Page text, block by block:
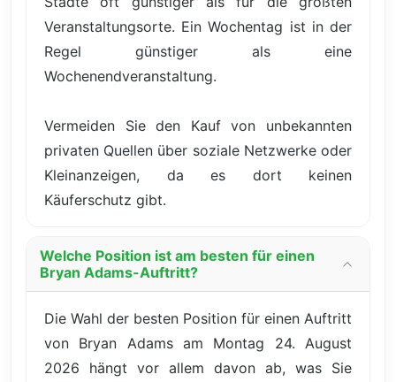
Veranstaltungsorte. Ein Wochentag ist in der
Regel günstiger als eine
Wochenendveranstaltung.
Vermeiden Sie den Kauf von unbekannten
privaten Quellen über soziale Netzwerke oder
Kleinanzeigen, da es dort keinen
Käuferschutz gibt.
Welche Position ist am besten für einen
Bryan Adams-Auftritt?
Die Wahl der besten Position für einen Auftritt
von Bryan Adams am Montag 24. August
2026 hängt vor allem davon ab, was Sie